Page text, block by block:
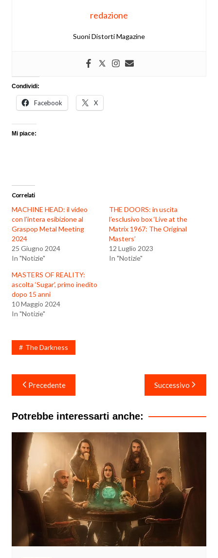
redazione
Suoni Distorti Magazine
Condividi:
Facebook X
Mi piace:
Correlati
MACHINE HEAD: il video
con l’intera esibizione al
Graspop Metal Meeting
2024
25 Giugno 2024
In "Notizie"
THE DOORS: in uscita
l’esclusivo box ‘Live at the
Matrix 1967: The Original
Masters’
12 Luglio 2023
In "Notizie"
MASTERS OF REALITY:
ascolta ‘Sugar’, primo inedito
dopo 15 anni
10 Maggio 2024
In "Notizie"
The Darkness
Navigazione
articoli
Precedente Successivo
Potrebbe interessarti anche: